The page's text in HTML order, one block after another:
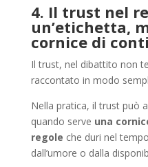
4. Il trust nel
un’etichetta,
cornice di
Il trust, nel dibattito non
raccontato in modo
Nella pratica, il trust può
quando serve una
regole che duri nel
dall’umore o dalla